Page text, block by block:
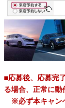
■応募後、応募完
る場合、正常に動
※必ず本キャン